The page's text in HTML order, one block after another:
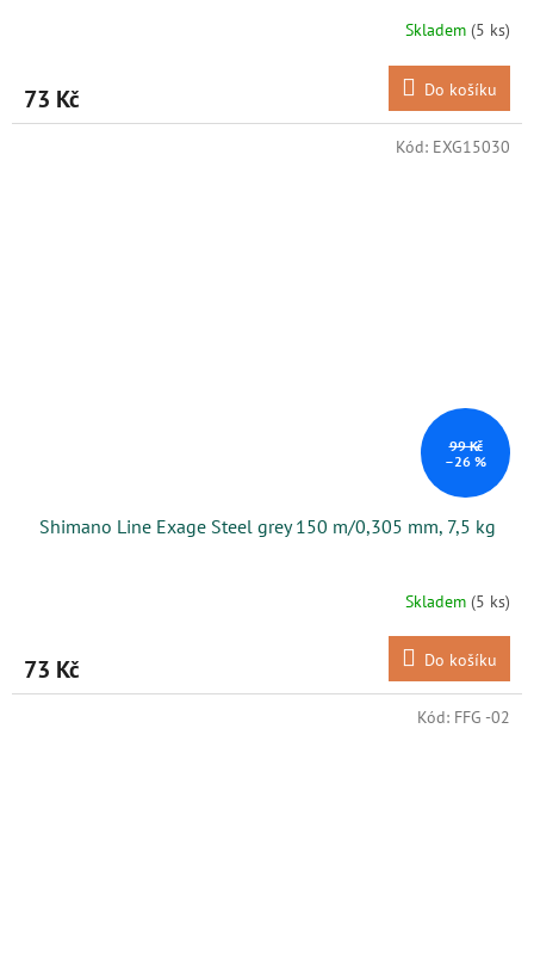
Skladem (5 ks)
73 Kč Do košíku
99 Kč
–26 %
Shimano Line Exage Steel grey 150 m/0,305 mm, 7,5 kg
Skladem (5 ks)
73 Kč Do košíku
Kód: EXG15030
Kód: FFG -02